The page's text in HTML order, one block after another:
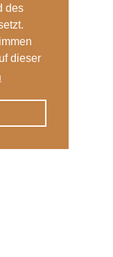
des
dieser